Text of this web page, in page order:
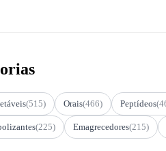
(515) Orais(466) Peptídeos
(225) Emagrecedores(215)